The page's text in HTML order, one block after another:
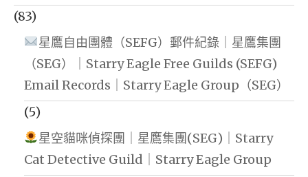
(83)
星鷹自由團體（SEFG）郵件紀錄｜星鷹集團
（SEG）｜Starry Eagle Free Guilds (SEFG)
Email Records｜Starry Eagle Group（SEG）
(5)
星空貓咪偵探團｜星鷹集團(SEG)｜Starry
Cat Detective Guild｜Starry Eagle Group